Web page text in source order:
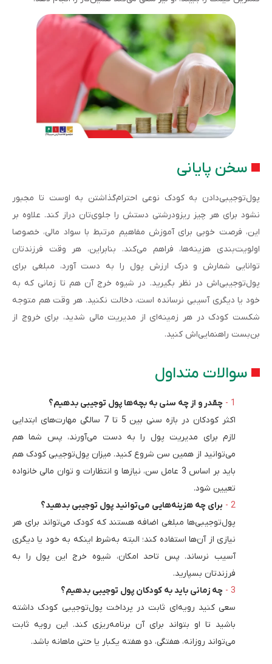
سخن پایانی
پول‌تو‌جیبی‌دادن به کودک نوعی احترام‌گذاشتن به اوست تا مجبور
نشود برای هر چیز ریزودرشتی دستش را جلوی‌تان دراز کند. علاوه بر
این، فرصت خوبی برای آموزش مفاهیم مرتبط با سواد مالی، خصوصا
اولویت‌بندی هزینه‌ها، فراهم می‌کند. بنابراین، هر وقت فرزندتان
توانایی شمارش و درک ارزش پول را به دست آورد، مبلغی برای
پول‌توجیبی‌اش در نظر بگیرید. در شیوه خرج آن هم تا زمانی که به
خود یا دیگری آسیبی نرسانده است، دخالت نکنید. هر وقت هم متوجه
شکست کودک در هر زمینه‌ای از مدیریت مالی شدید، برای خروج از
بن‌بست راهنمایی‌اش کنید.
سوالات متداول
چقدر و از چه سنی به بچه‌ها پول توجیبی بدهیم؟
اکثر کودکان در بازه سنی بین 5 تا 7 سالگی مهارت‌های ابتدایی
لازم برای مدیریت پول را به دست می‌آورند، پس شما هم
می‌توانید از همین سن شروع کنید. میزان پول‌توجیبی کودک هم
باید بر اساس 3 عامل سن، نیازها و انتظارات و توان مالی خانواده
تعیین شود.
برای چه هزینه‌هایی می‌توانید پول توجیبی بدهید؟
پول‌توجیبی‌ها مبلغی اضافه هستند که کودک می‌تواند برای هر
نیازی از آن‌ها استفاده کند؛ البته به‌شرط اینکه به خود یا دیگری
آسیب نرساند. پس تاحد امکان، شیوه خرج این پول را به
فرزندتان بسپارید.
چه زمانی باید به کودکان پول توجیبی بدهیم؟
سعی کنید رویه‌ای ثابت در پرداخت پول‌توجیبی کودک داشته
باشید تا او بتواند برای آن برنامه‌ریزی کند. این رویه ثابت
می‌تواند روزانه، هفتگی، دو هفته یکبار یا حتی ماهانه باشد.